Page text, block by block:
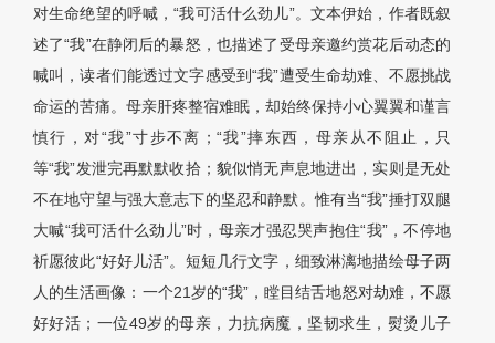
对生命绝望的呼喊，“我可活什么劲儿”。文本伊始，作者既叙
述了“我”在静闭后的暴怒，也描述了受母亲邀约赏花后动态的
喊叫，读者们能透过文字感受到“我”遭受生命劫难、不愿挑战
命运的苦痛。母亲肝疼整宿难眠，却始终保持小心翼翼和谨言
慎行，对“我”寸步不离；“我”摔东西，母亲从不阻止，只
等“我”发泄完再默默收拾；貌似悄无声息地进出，实则是无处
不在地守望与强大意志下的坚忍和静默。惟有当“我”捶打双腿
大喊“我可活什么劲儿”时，母亲才强忍哭声抱住“我”，不停地
祈愿彼此“好好儿活”。短短几行文字，细致淋漓地描绘母子两
人的生活画像：一个21岁的“我”，瞠目结舌地怒对劫难，不愿
好好活；一位49岁的母亲，力抗病魔，坚韧求生，熨烫儿子